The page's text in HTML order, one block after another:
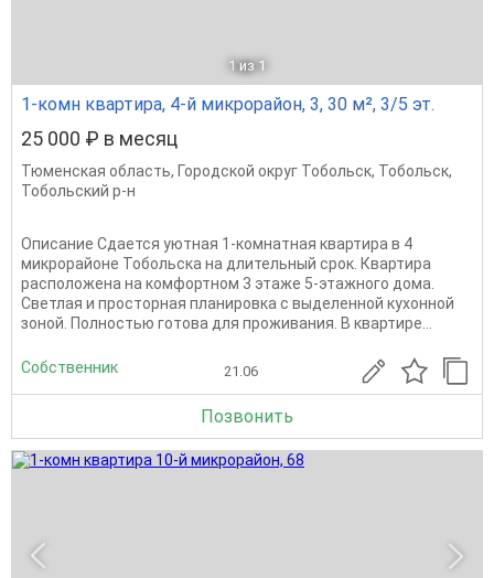
1 из 1
1-комн квартира, 4-й микрорайон, 3, 30 м², 3/5 эт.
25 000 ₽ в месяц
Тюменская область, Городской округ Тобольск, Тобольск,
Тобольский р-н
Описание Сдается уютная 1-комнатная квартира в 4
микрорайоне Тобольска на длительный срок. Квартира
расположена на комфортном 3 этаже 5-этажного дома.
Светлая и просторная планировка с выделенной кухонной
зоной. Полностью готова для проживания. В квартире...
Собственник 21.06
Позвонить